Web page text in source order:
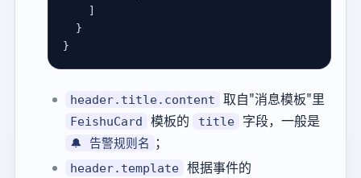
header.title.content 取自"消息模板"里
FeishuCard 模板的 title 字段，一般是
🔔 告警规则名 ；
header.template 根据事件的